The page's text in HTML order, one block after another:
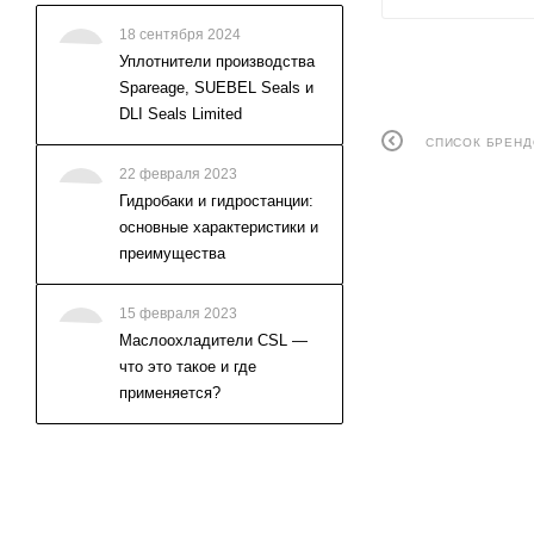
СПИСОК
18 сентября 2024
Уплотнители производства
Spareage, SUEBEL Seals и
DLI Seals Limited
22 февраля 2023
Гидробаки и гидростанции:
основные характеристики и
преимущества
15 февраля 2023
Маслоохладители CSL —
что это такое и где
применяется?